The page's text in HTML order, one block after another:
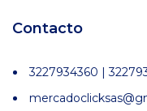
Contacto
3227934360 |